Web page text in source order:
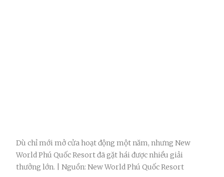
Dù chỉ mới mở cửa hoạt động một năm, nhưng New
World Phú Quốc Resort đã gặt hái được nhiều giải
thưởng lớn. | Nguồn: New World Phú Quốc Resort